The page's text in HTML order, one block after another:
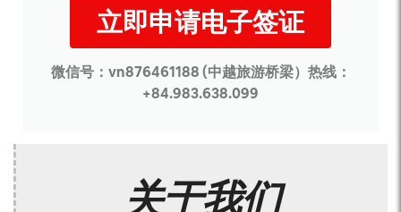
立即申请电子签证
微信号：vn876461188 (中越旅游桥梁）热线：
+84.983.638.099
关于我们